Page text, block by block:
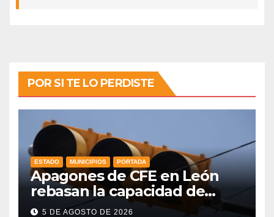
POR SI TE LO PERDISTE
ESTADO MUNICIPIOS PORTADA
Apagones de CFE en León
rebasan la capacidad de
respaldo en red de
5 DE AGOSTO DE 2026